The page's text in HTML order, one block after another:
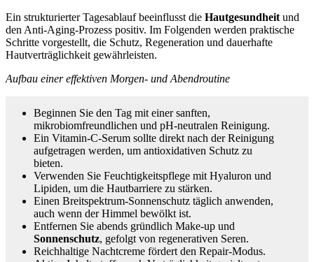
Ein strukturierter Tagesablauf beeinflusst die Hautgesundheit und
den Anti-Aging-Prozess positiv. Im Folgenden werden praktische
Schritte vorgestellt, die Schutz, Regeneration und dauerhafte
Hautverträglichkeit gewährleisten.
Aufbau einer effektiven Morgen‑ und Abendroutine
Beginnen Sie den Tag mit einer sanften,
mikrobiomfreundlichen und pH‑neutralen Reinigung.
Ein Vitamin‑C‑Serum sollte direkt nach der Reinigung
aufgetragen werden, um antioxidativen Schutz zu
bieten.
Verwenden Sie Feuchtigkeitspflege mit Hyaluron und
Lipiden, um die Hautbarriere zu stärken.
Einen Breitspektrum‑Sonnenschutz täglich anwenden,
auch wenn der Himmel bewölkt ist.
Entfernen Sie abends gründlich Make‑up und
Sonnenschutz, gefolgt von regenerativen Seren.
Reichhaltige Nachtcreme fördert den Repair‑Modus.